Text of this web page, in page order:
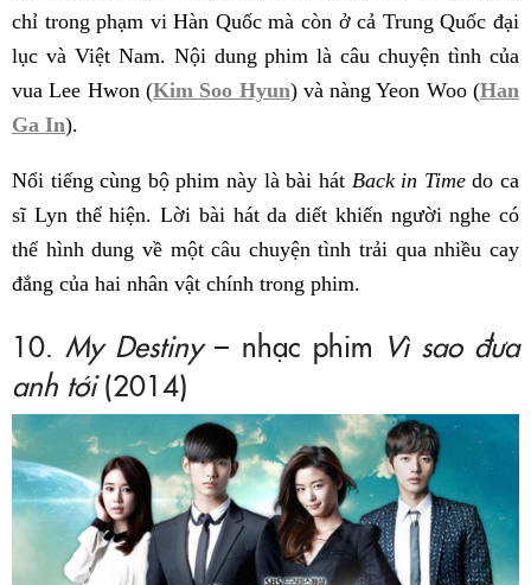
chỉ trong phạm vi Hàn Quốc mà còn ở cả Trung Quốc đại
lục và Việt Nam. Nội dung phim là câu chuyện tình của
vua Lee Hwon (Kim Soo Hyun) và nàng Yeon Woo (Han
Ga In).
Nổi tiếng cùng bộ phim này là bài hát Back in Timedo ca
sĩ Lyn thể hiện. Lời bài hát da diết khiến người nghe có
thể hình dung về một câu chuyện tình trải qua nhiều cay
đắng của hai nhân vật chính trong phim.
10. My Destiny– nhạc phim Vì sao đưa
anh tới(2014)